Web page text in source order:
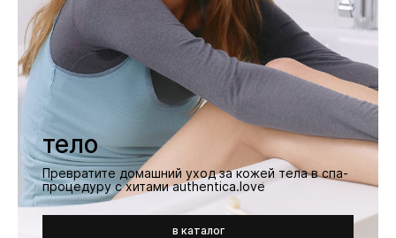
тело
Превратите домашний уход за кожей тела в спа-
процедуру с хитами authentica.love
в каталог